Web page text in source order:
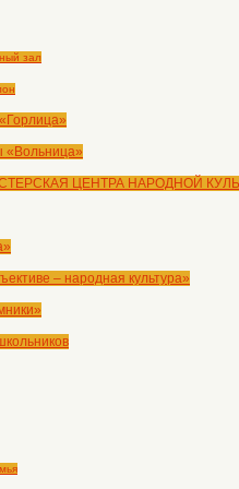
зал
«Вольница»
ЦЕНТРА НАРОДНОЙ
– народная культура»